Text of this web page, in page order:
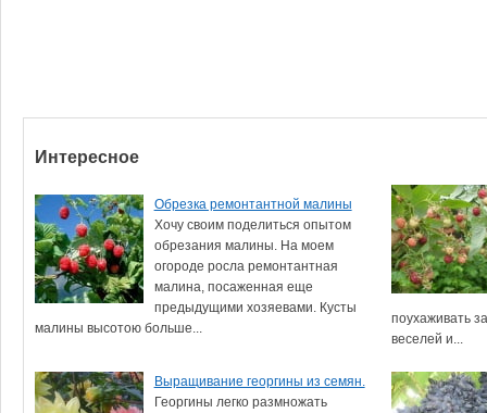
Интересное
Обрезка ремонтантной малины
Хочу своим поделиться опытом
обрезания малины. На моем
огороде росла ремонтантная
малина, посаженная еще
предыдущими хозяевами. Кусты
малины высотою больше...
поухаживать
веселей и...
Выращивание георгины из семян.
Георгины легко размножать